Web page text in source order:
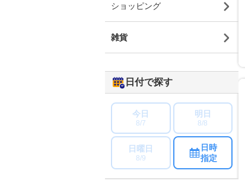
ショッピング
雑貨
日付で探す
今日
8/7
明日
8/8
日曜日
8/9
日時
指定